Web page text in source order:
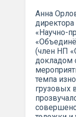
Анна
«Научно-
(член НП
докладом
темпа
грузовых